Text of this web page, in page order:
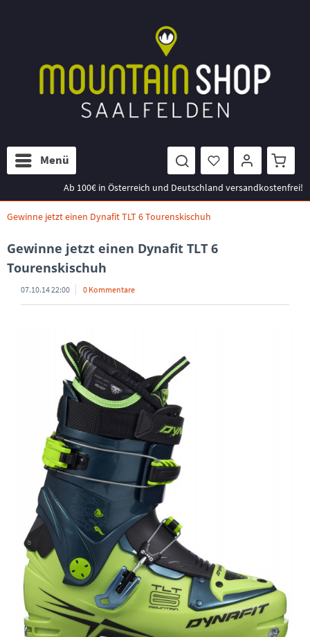
Menü
Ab 100€ in Österreich und Deutschland versandkostenfrei!
Gewinne jetzt einen Dynafit TLT 6 Tourenskischuh
Gewinne jetzt einen Dynafit TLT 6
Tourenskischuh
07.10.14 22:00 0 Kommentare